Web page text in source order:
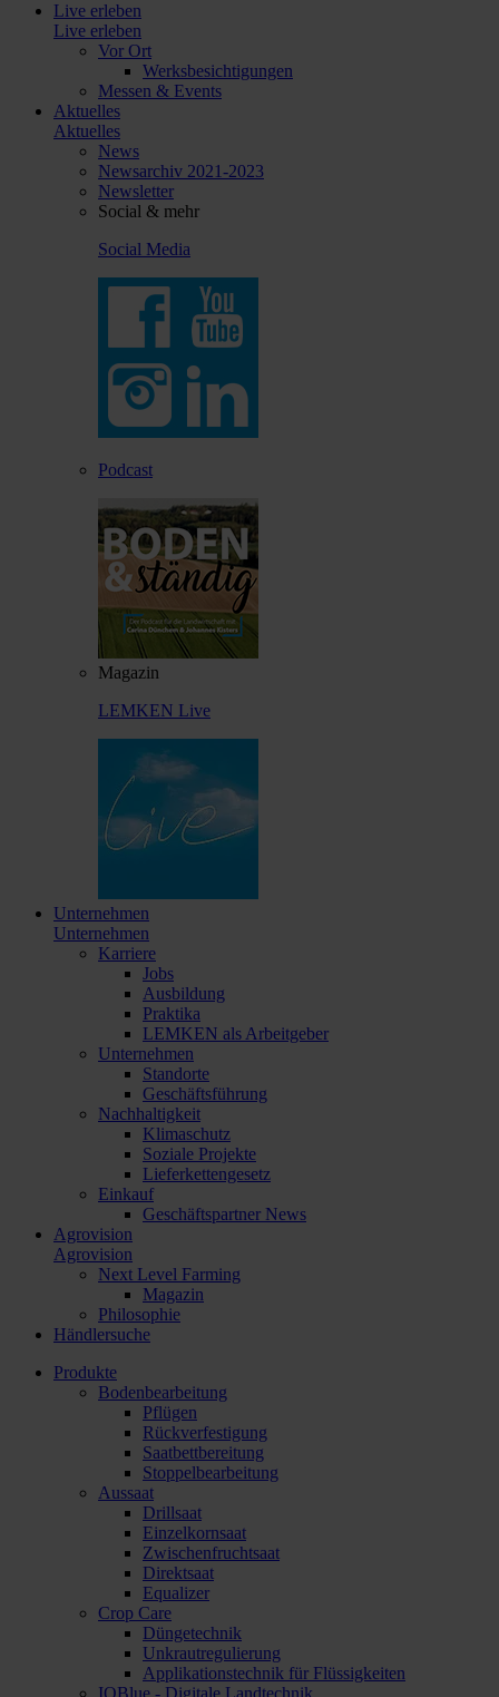
Live erleben
Live erleben
Vor Ort
Werksbesichtigungen
Messen & Events
Aktuelles
Aktuelles
News
Newsarchiv 2021-2023
Newsletter
Social & mehr
Social Media
Podcast
Magazin
LEMKEN Live
Unternehmen
Unternehmen
Karriere
Jobs
Ausbildung
Praktika
LEMKEN als Arbeitgeber
Unternehmen
Standorte
Geschäftsführung
Nachhaltigkeit
Klimaschutz
Soziale Projekte
Lieferkettengesetz
Einkauf
Geschäftspartner News
Agrovision
Agrovision
Next Level Farming
Magazin
Philosophie
Händlersuche
Produkte
Bodenbearbeitung
Pflügen
Rückverfestigung
Saatbettbereitung
Stoppelbearbeitung
Aussaat
Drillsaat
Einzelkornsaat
Zwischenfruchtsaat
Direktsaat
Equalizer
Crop Care
Düngetechnik
Unkrautregulierung
Applikationstechnik für Flüssigkeiten
IQBlue - Digitale Landtechnik